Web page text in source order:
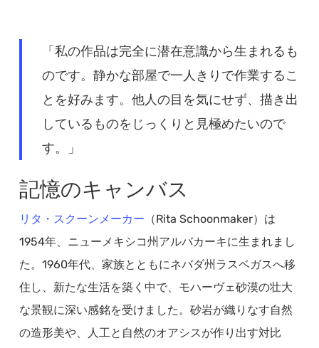
「私の作品は完全に潜在意識から生まれるも
のです。静かな部屋で一人きりで作業するこ
とを好みます。他人の目を気にせず、描き出
しているものをじっくりと見極めたいので
す。」
記憶のキャンバス
リタ・スクーンメーカー （Rita Schoonmaker）は
1954年、ニューメキシコ州アルバカーキに生まれまし
た。1960年代、家族とともにネバダ州ラスベガスへ移
住し、新たな生活を築く中で、モハーヴェ砂漠の壮大
な景観に深い感銘を受けました。砂岩が織りなす自然
の造形美や、人工と自然のオアシスが作り出す対比